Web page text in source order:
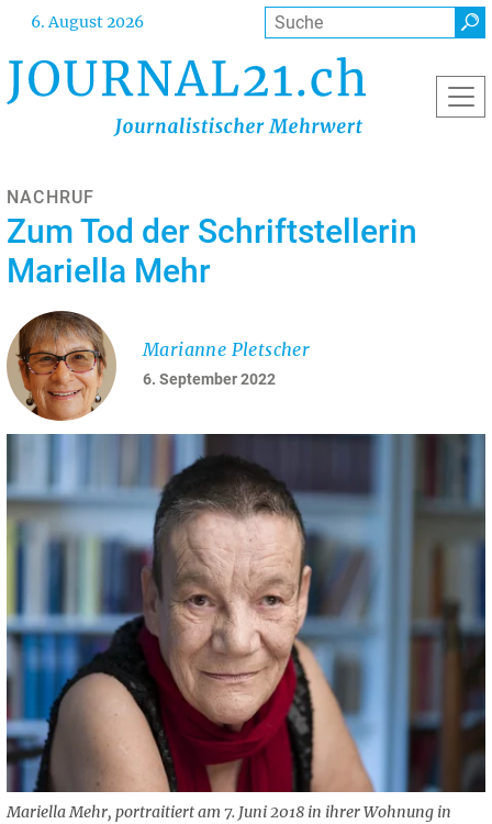
Direkt
Inhalt
6. August 2026 Suche
NACHRUF
Zum Tod der Schriftstellerin
Mariella Mehr
6. September 2022
Marianne Pletscher
Mariella Mehr, portraitiert am 7. Juni 2018 in ihrer Wohnung in